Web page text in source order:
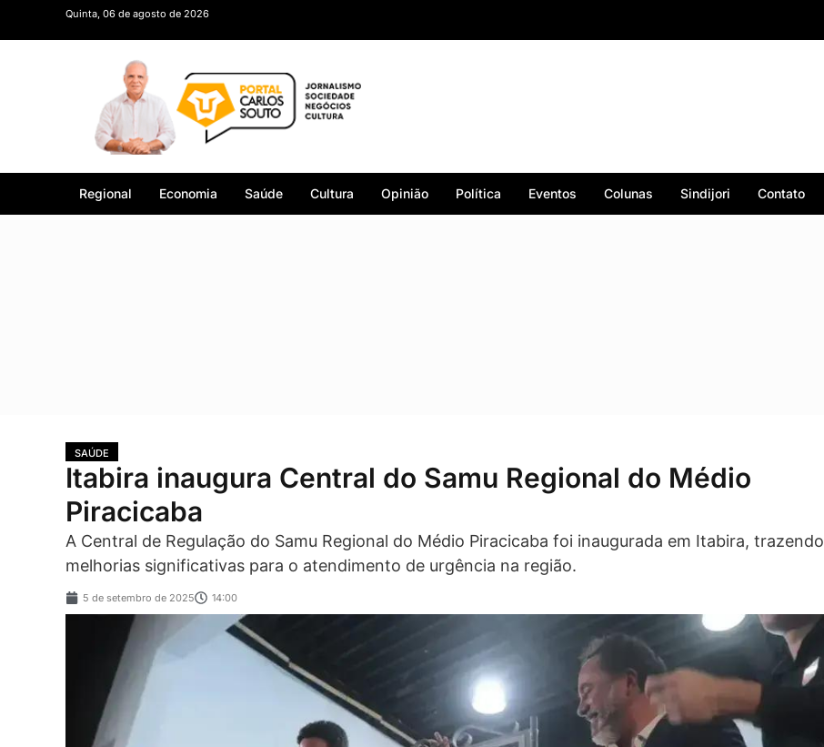
Quinta, 06 de agosto de 2026
Regional Economia Saúde Cultura Opinião Política Eventos Colunas Sindijori Contato
SAÚDE
Itabira inaugura Central do Samu Regional do Médio
Piracicaba
A Central de Regulação do Samu Regional do Médio Piracicaba foi inaugurada em Itabira, trazendo
melhorias significativas para o atendimento de urgência na região.
5 de setembro de 2025 14:00